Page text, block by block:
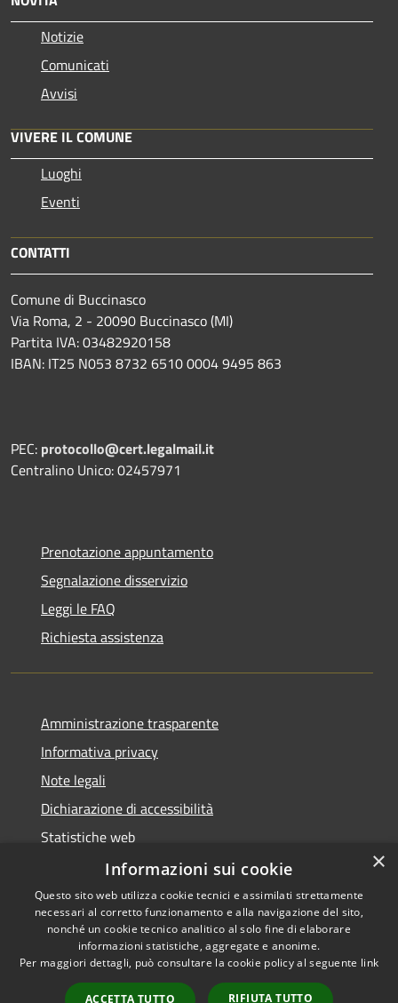
Notizie
Comunicati
Avvisi
VIVERE IL COMUNE
Luoghi
Eventi
CONTATTI
Comune di Buccinasco
Via Roma, 2 - 20090 Buccinasco (MI)
Partita IVA: 03482920158
IBAN: IT25 N053 8732 6510 0004 9495 863
PEC: protocollo@cert.legalmail.it
Centralino Unico: 02457971
Prenotazione appuntamento
Segnalazione disservizio
Leggi le FAQ
Richiesta assistenza
Amministrazione trasparente
Informativa privacy
Note legali
Dichiarazione di accessibilità
Statistiche web
Accessibilità
Privacy
Copyright © 2026 • Comune di
Buccinasco • Powered by
Municipium•Accesso
redazione
×
Informazioni sui cookie
Questo sito web utilizza cookie tecnici e assimilati strettamente
necessari al corretto funzionamento e alla navigazione del sito,
nonché un cookie tecnico analitico al solo fine di elaborare
informazioni statistiche, aggregate e anonime.
Per maggiori dettagli, può consultare la cookie policy al seguente link
ACCETTA TUTTO RIFIUTA TUTTO